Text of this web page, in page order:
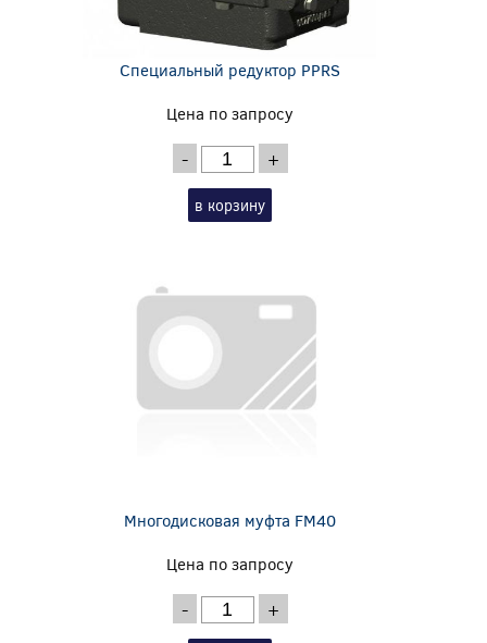
Специальный редуктор PPRS
Цена по запросу
- +
в корзину
Многодисковая муфта FM40
Цена по запросу
- +